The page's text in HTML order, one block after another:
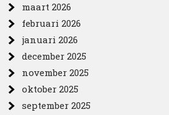
maart 2026
februari 2026
januari 2026
december 2025
november 2025
oktober 2025
september 2025